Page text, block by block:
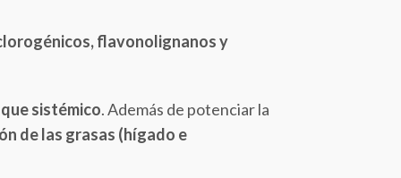
flavonolignanos y
sistémico. Además de potenciar la
de las grasas (hígado e